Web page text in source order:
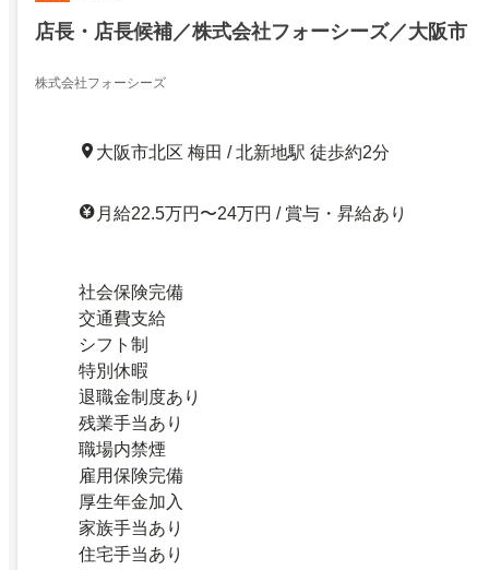
店長・店長候補／株式会社フォーシーズ／大阪市
株式会社フォーシーズ
大阪市北区 梅田 / 北新地駅 徒歩約2分
月給22.5万円〜24万円 / 賞与・昇給あり
社会保険完備
交通費支給
シフト制
特別休暇
退職金制度あり
残業手当あり
職場内禁煙
雇用保険完備
厚生年金加入
家族手当あり
住宅手当あり